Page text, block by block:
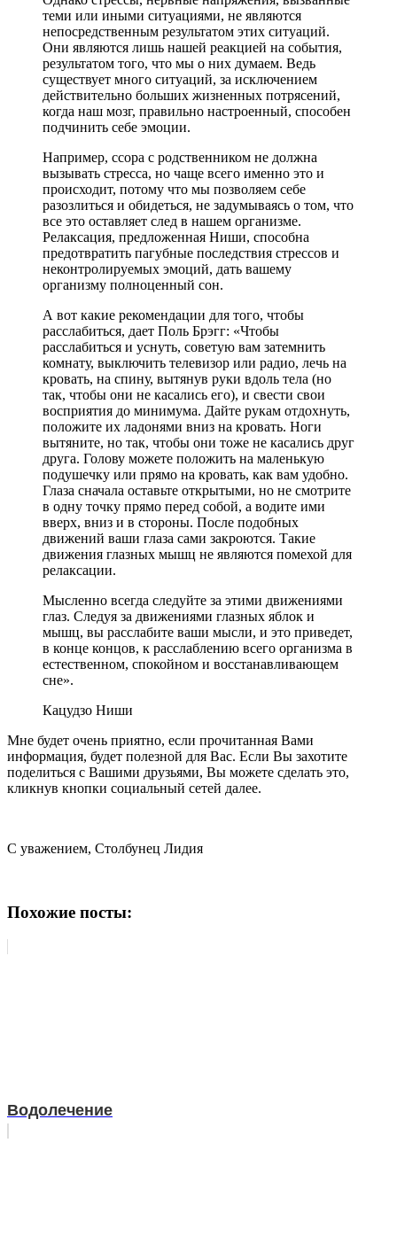
теми или иными ситуациями, не являются
непосредственным результатом этих ситуаций.
Они являются лишь нашей реакцией на события,
результатом того, что мы о них думаем. Ведь
существует много ситуаций, за исключением
действительно больших жизненных потрясений,
когда наш мозг, правильно настроенный, способен
подчинить себе эмоции.
Например, ссора с родственником не должна
вызывать стресса, но чаще всего именно это и
происходит, потому что мы позволяем себе
разозлиться и обидеться, не задумываясь о том, что
все это оставляет след в нашем организме.
Релаксация, предложенная Ниши, способна
предотвратить пагубные последствия стрессов и
неконтролируемых эмоций, дать вашему
организму полноценный сон.
А вот какие рекомендации для того, чтобы
расслабиться, дает Поль Брэгг: «Чтобы
расслабиться и уснуть, советую вам затемнить
комнату, выключить телевизор или радио, лечь на
кровать, на спину, вытянув руки вдоль тела (но
так, чтобы они не касались его), и свести свои
восприятия до минимума. Дайте рукам отдохнуть,
положите их ладонями вниз на кровать. Ноги
вытяните, но так, чтобы они тоже не касались друг
друга. Голову можете положить на маленькую
подушечку или прямо на кровать, как вам удобно.
Глаза сначала оставьте открытыми, но не смотрите
в одну точку прямо перед собой, а водите ими
вверх, вниз и в стороны. После подобных
движений ваши глаза сами закроются. Такие
движения глазных мышц не являются помехой для
релаксации.
Мысленно всегда следуйте за этими движениями
глаз. Следуя за движениями глазных яблок и
мышц, вы расслабите ваши мысли, и это приведет,
в конце концов, к расслаблению всего организма в
естественном, спокойном и восстанавливающем
сне».
Кацудзо Ниши
Мне будет очень приятно, если прочитанная Вами
информация, будет полезной для Вас. Если Вы захотите
поделиться с Вашими друзьями, Вы можете сделать это,
кликнув кнопки социальный сетей далее.
С уважением, Столбунец Лидия
Похожие посты:
Водолечение